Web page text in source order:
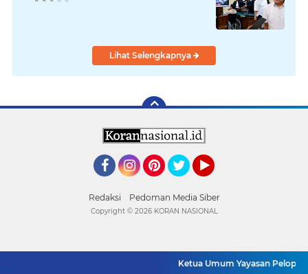
Lihat Selengkapnya
Redaksi Pedoman Media Siber
Ketua Umum Yayasan Pelopor
Copyright © 2026 KORAN NASIONAL
SUPPORT BY PIXINDONESIA